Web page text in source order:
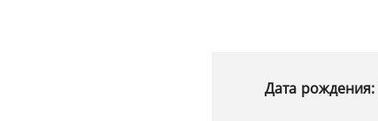
Дата рождения: